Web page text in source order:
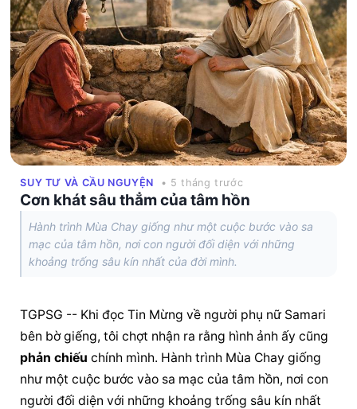
SUY TƯ VÀ CẦU NGUYỆN • 5 tháng trước
Cơn khát sâu thẳm của tâm hồn
Hành trình Mùa Chay giống như một cuộc bước vào sa
mạc của tâm hồn, nơi con người đối diện với những
khoảng trống sâu kín nhất của đời mình.
TGPSG -- Khi đọc Tin Mừng về người phụ nữ Samari
phản chiếu chính mình. Hành trình Mùa Chay giống
như một cuộc bước vào sa mạc của tâm hồn, nơi con
người đối diện với những khoảng trống sâu kín nhất